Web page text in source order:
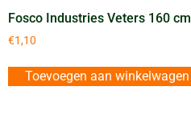
Fosco Industries Veters 160 cm
€1,10
Toevoegen aan winkelwagen